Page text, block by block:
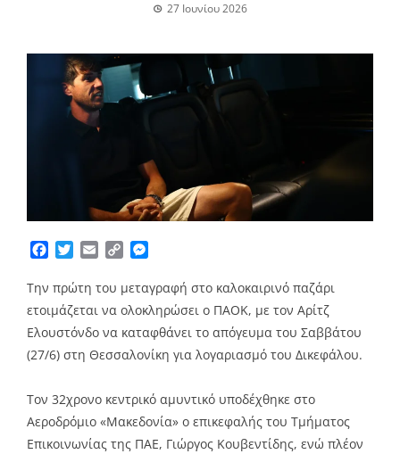
27 Ιουνίου 2026
Facebook
TwitterEmailCopy
Την πρώτη του μεταγραφή στο καλοκαιρινό παζάρι
ετοιμάζεται να ολοκληρώσει ο ΠΑΟΚ, με τον Αρίτζ
Ελουστόνδο να καταφθάνει το απόγευμα του Σαββάτου
(27/6) στη Θεσσαλονίκη για λογαριασμό του Δικεφάλου.
Τον 32χρονο κεντρικό αμυντικό υποδέχθηκε στο
Αεροδρόμιο «Μακεδονία» ο επικεφαλής του Τμήματος
Επικοινωνίας της ΠΑΕ, Γιώργος Κουβεντίδης, ενώ πλέον